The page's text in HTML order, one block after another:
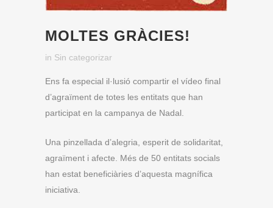
MOLTES GRÀCIES!
in Sin categorizar
Ens fa especial il·lusió compartir el vídeo final
d’agraïment de totes les entitats que han
participat en la campanya de Nadal.
Una pinzellada d’alegria, esperit de solidaritat,
agraïment i afecte. Més de 50 entitats socials
han estat beneficiàries d’aquesta magnífica
iniciativa.